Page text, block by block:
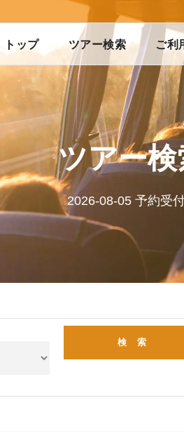
トップ ツアー検索 ご利
ツアー検
2026-08-05 予約受